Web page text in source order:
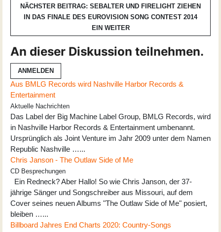
NÄCHSTER BEITRAG: SEBALTER UND FIRELIGHT ZIEHEN
IN DAS FINALE DES EUROVISION SONG CONTEST 2014
EIN WEITER
An dieser Diskussion teilnehmen.
ANMELDEN
Aus BMLG Records wird Nashville Harbor Records &
Entertainment​
Aktuelle Nachrichten
Das Label der Big Machine Label Group, BMLG Records, wird
in Nashville Harbor Records & Entertainment umbenannt.
Ursprünglich als Joint Venture im Jahr 2009 unter dem Namen
Republic Nashville …...
Chris Janson - The Outlaw Side of Me
CD Besprechungen
Ein Redneck? Aber Hallo! So wie Chris Janson, der 37-
jährige Sänger und Songschreiber aus Missouri, auf dem
Cover seines neuen Albums "The Outlaw Side of Me" posiert,
bleiben …...
Billboard Jahres End Charts 2020: Country-Songs